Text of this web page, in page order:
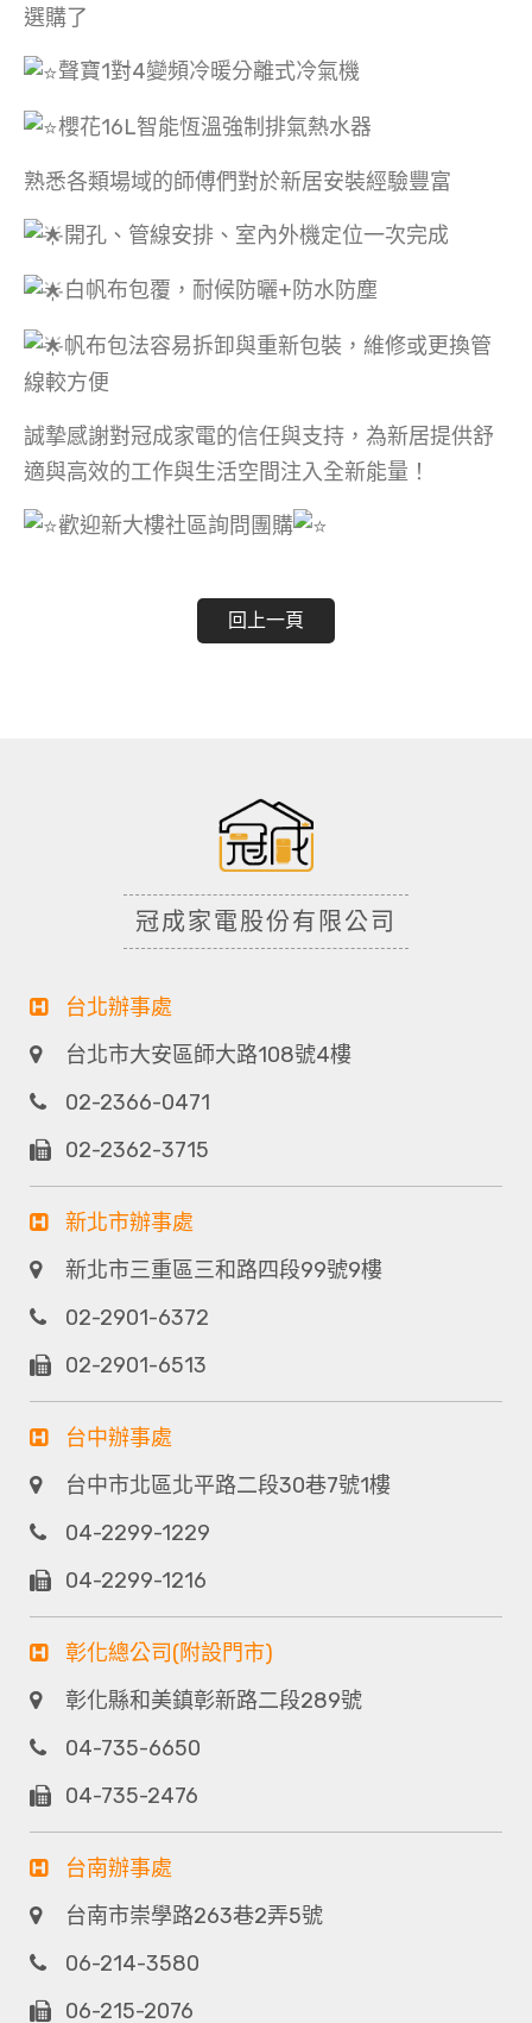
選購了
聲寶1對4變頻冷暖分離式冷氣機
櫻花16L智能恆溫強制排氣熱水器
熟悉各類場域的師傅們對於新居安裝經驗豐富
開孔、管線安排、室內外機定位一次完成
白帆布包覆，耐候防曬+防水防塵
帆布包法容易拆卸與重新包裝，維修或更換管
線較方便
誠摯感謝對冠成家電的信任與支持，為新居提供舒
適與高效的工作與生活空間注入全新能量！
歡迎新大樓社區詢問團購
回上一頁
冠成家電股份有限公司
台北辦事處
台北市大安區師大路108號4樓
02-2366-0471
02-2362-3715
新北市辦事處
新北市三重區三和路四段99號9樓
02-2901-6372
02-2901-6513
台中辦事處
台中市北區北平路二段30巷7號1樓
04-2299-1229
04-2299-1216
彰化總公司(附設門市)
彰化縣和美鎮彰新路二段289號
04-735-6650
04-735-2476
台南辦事處
台南市崇學路263巷2弄5號
06-214-3580
06-215-2076